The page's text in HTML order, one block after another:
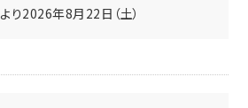
より2026年8月22日（土）